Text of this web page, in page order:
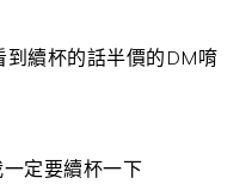
到續杯的話半價的DM唷
定要續杯一下